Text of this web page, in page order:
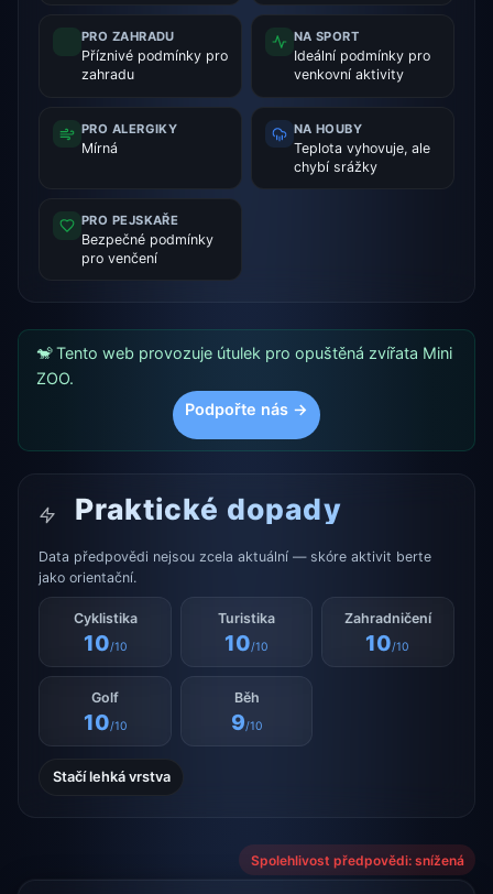
PRO ZAHRADU
Příznivé podmínky pro
zahradu
NA SPORT
Ideální podmínky pro
venkovní aktivity
PRO ALERGIKY
Mírná
NA HOUBY
Teplota vyhovuje, ale
chybí srážky
PRO PEJSKAŘE
Bezpečné podmínky
pro venčení
🐒 Tento web provozuje útulek pro opuštěná zvířata Mini
ZOO.
Podpořte nás →
Praktické dopady
Data předpovědi nejsou zcela aktuální — skóre aktivit berte
jako orientační.
Cyklistika
10/10
Turistika
10/10
Zahradničení
10/10
Golf
10/10
Běh
9/10
Stačí lehká vrstva
Spolehlivost předpovědi: snížená